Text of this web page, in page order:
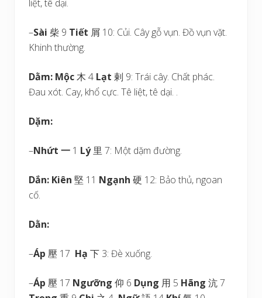
liệt, tê dại.
–Sài 柴 9 Tiết 屑 10: Củi. Cây gỗ vụn. Đồ vụn vặt.
Khinh thường.
Dằm: Mộc木 4 Lạt 剌 9: Trái cây. Chất phác.
Đau xót. Cay, khổ cực. Tê liệt, tê dại. .
Dặm:
–Nhứt 一 1 Lý里 7: Một dặm đường.
Dắn: Kiên 堅 11 Ngạnh 硬 12: Bảo thủ, ngoan
cố.
Dằn:
–Áp 壓 17 Hạ 下 3: Đè xuống.
–Áp 壓 17 Ngưỡng 仰 6 Dụng 用 5 Hãng 沆 7